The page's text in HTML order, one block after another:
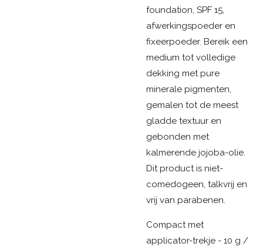
foundation, SPF 15,
afwerkingspoeder en
fixeerpoeder. Bereik een
medium tot volledige
dekking met pure
minerale pigmenten,
gemalen tot de meest
gladde textuur en
gebonden met
kalmerende jojoba-olie.
Dit product is niet-
comedogeen, talkvrij en
vrij van parabenen.
Compact met
applicator-trekje - 10 g /